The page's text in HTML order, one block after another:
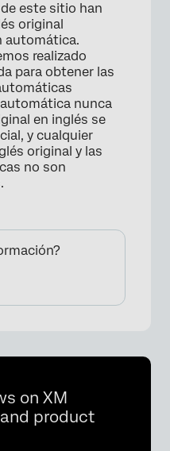
este sitio han
original
automática.
realizado
para obtener las
nunca
en inglés se
y cualquier
original y las
no son
on XM
product